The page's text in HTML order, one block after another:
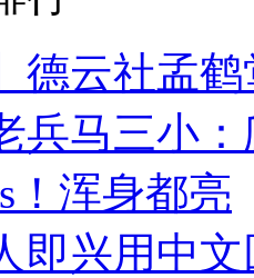
德云社孟
兵马三小
！浑身都亮
即兴用中